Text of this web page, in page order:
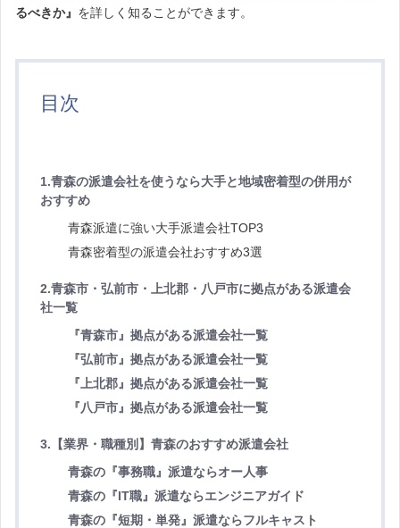
るべきか』 を詳しく知ることができます。
目次
1.青森の派遣会社を使うなら大手と地域密着型の併用が
おすすめ
青森派遣に強い大手派遣会社TOP3
青森密着型の派遣会社おすすめ3選
2.青森市・弘前市・上北郡・八戸市に拠点がある派遣会
社一覧
『青森市』拠点がある派遣会社一覧
『弘前市』拠点がある派遣会社一覧
『上北郡』拠点がある派遣会社一覧
『八戸市』拠点がある派遣会社一覧
3.【業界・職種別】青森のおすすめ派遣会社
青森の『事務職』派遣ならオー人事
青森の『IT職』派遣ならエンジニアガイド
青森の『短期・単発』派遣ならフルキャスト